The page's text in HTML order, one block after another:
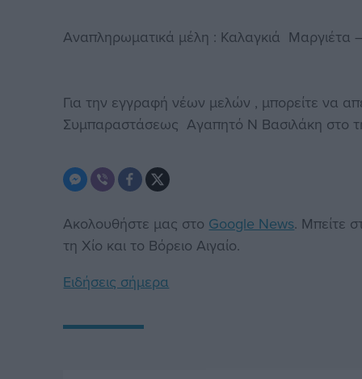
Αναπληρωματικά μέλη : Καλαγκιά
Για την εγγραφή νέων μελών , μπορείτε να
Συμπαραστάσεως Αγαπητό Ν Βασιλάκη στο
Ακολουθήστε μας στο Google News. Μπείτε
τη Χίο και το Βόρειο Αιγαίο.
Ειδήσεις σήμερα